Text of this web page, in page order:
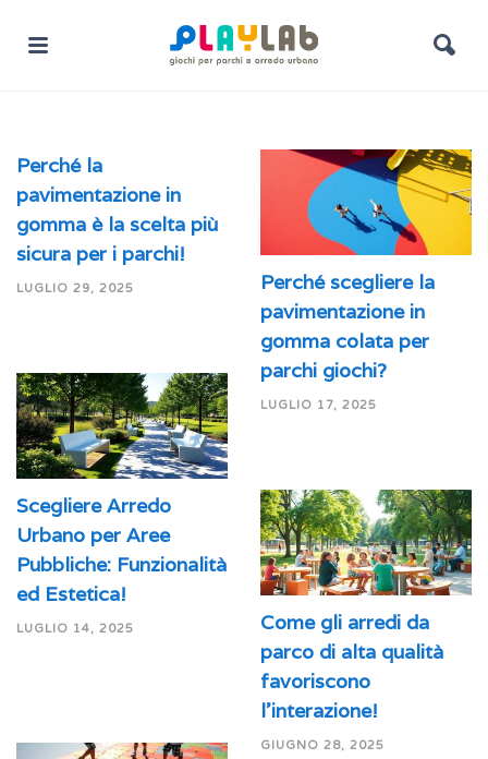
Perché la
pavimentazione in
gomma è la scelta più
sicura per i parchi!
LUGLIO 29, 2025
Perché scegliere la
pavimentazione in
gomma colata per
parchi giochi?
LUGLIO 17, 2025
Scegliere Arredo
Urbano per Aree
Pubbliche: Funzionalità
ed Estetica!
LUGLIO 14, 2025
Come gli arredi da
parco di alta qualità
favoriscono
l’interazione!
GIUGNO 28, 2025